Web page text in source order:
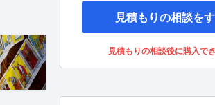
見積もりの相談を
見積もりの相談後に購入で